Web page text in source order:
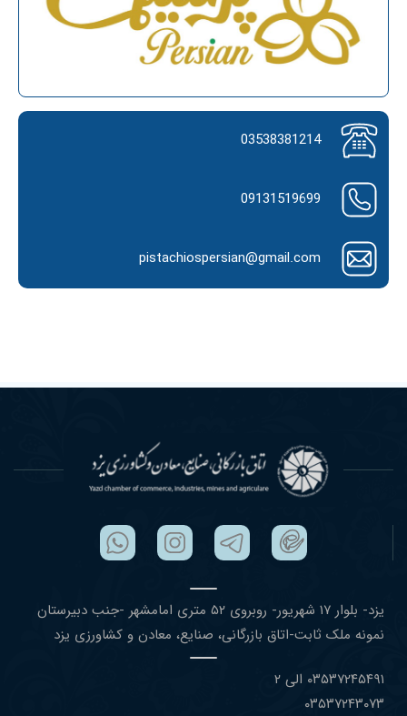
03538381214
09131519699
pistachiospersian@gmail.com
یزد- بلوار ١٧ شهریور- روبروی ۵٢ متری امامشهر -جنب دبیرستان
نمونه ملک ثابت-اتاق بازرگانی، صنایع، معادن و کشاورزی یزد
۰٣۵٣٧٢۴۵۴٩١ الی ۲
۰٣۵٣٧٢۴٣۰٧٣